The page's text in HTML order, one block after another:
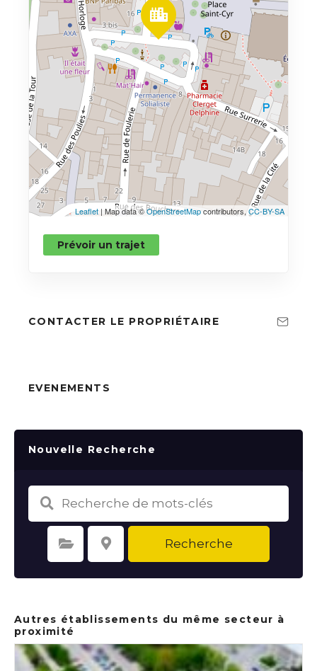
Leaflet | Map data ©OpenStreetMapcontributors,CC-BY-SA
Prévoir un trajet
CONTACTER LE PROPRIÉTAIRE
EVENEMENTS
Nouvelle Recherche
Sélectionnez une catégorie Sélectionnez le lieu Recherche
Autres établissements du même secteur à
proximité